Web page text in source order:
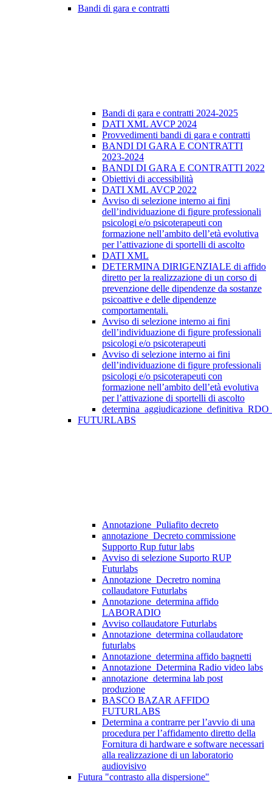
Bandi di gara e contratti
Bandi di gara e contratti 2024-2025
DATI XML AVCP 2024
Provvedimenti bandi di gara e contratti
BANDI DI GARA E CONTRATTI
2023-2024
BANDI DI GARA E CONTRATTI 2022
Obiettivi di accessibilità
DATI XML AVCP 2022
Avviso di selezione interno ai fini
dell’individuazione di figure professionali
psicologi e/o psicoterapeuti con
formazione nell’ambito dell’età evolutiva
per l’attivazione di sportelli di ascolto
DATI XML
DETERMINA DIRIGENZIALE di affido
diretto per la realizzazione di un corso di
prevenzione delle dipendenze da sostanze
psicoattive e delle dipendenze
comportamentali.
Avviso di selezione interno ai fini
dell’individuazione di figure professionali
psicologi e/o psicoterapeuti
Avviso di selezione interno ai fini
dell’individuazione di figure professionali
psicologi e/o psicoterapeuti con
formazione nell’ambito dell’età evolutiva
per l’attivazione di sportelli di ascolto
FUTURLABS
Annotazione_Puliafito decreto
annotazione_Decreto commissione
Supporto Rup futur labs
Avviso di selezione Suporto RUP
Futurlabs
Annotazione_Decretro nomina
collaudatore Futurlabs
Annotazione_determina affido
LABORADIO
Avviso collaudatore Futurlabs
Annotazione_determina collaudatore
futurlabs
Annotazione_determina affido bagnetti
Annotazione_Determina Radio video labs
annotazione_determina lab post
produzione
BASCO BAZAR AFFIDO
FUTURLABS
Determina a contrarre per l’avvio di una
procedura per l’affidamento diretto della
Fornitura di hardware e software necessari
alla realizzazione di un laboratorio
audiovisivo
Futura "contrasto alla dispersione"